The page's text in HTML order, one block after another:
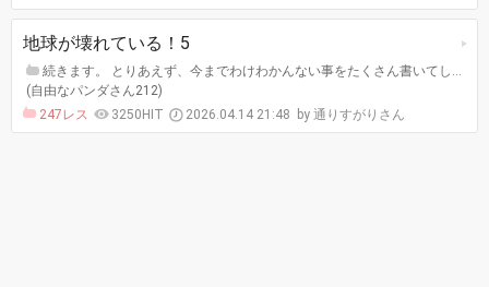
地球が壊れている！5
続きます。 とりあえず、今までわけわかんない事をたくさん書いてし…
(自由なパンダさん212)
247レス
3250HIT 2026.04.14 21:48 通りすがりさん